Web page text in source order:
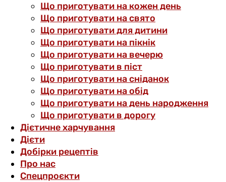
Що приготувати на кожен день
Що приготувати на свято
Що приготувати для дитини
Що приготувати на пікнік
Що приготувати на вечерю
Що приготувати в піст
Що приготувати на сніданок
Що приготувати на обід
Що приготувати на день народження
Що приготувати в дорогу
Дієтичне харчування
Дієти
Добірки рецептів
Про нас
Спецпроєкти